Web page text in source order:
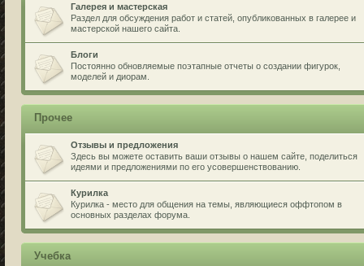
Галерея и мастерская
Раздел для обсуждения работ и статей, опубликованных в галерее и
мастерской нашего сайта.
Блоги
Постоянно обновляемые поэтапные отчеты о создании фигурок,
моделей и диорам.
Прочее
Отзывы и предложения
Здесь вы можете оставить ваши отзывы о нашем сайте, поделиться
идеями и предложениями по его усовершенствованию.
Курилка
Курилка - место для общения на темы, являющиеся оффтопом в
основных разделах форума.
Учебка